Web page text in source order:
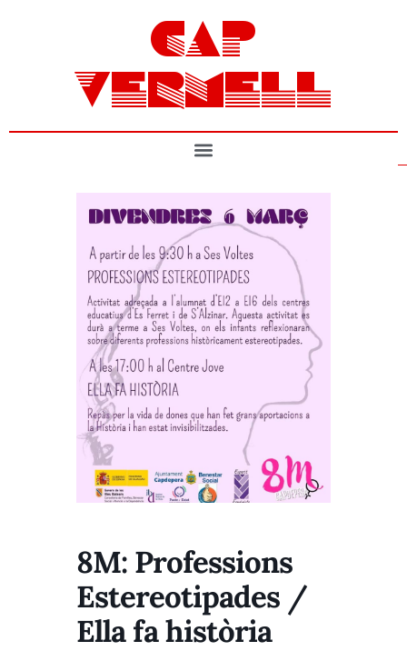
CAP
VERMELL
8M: Professions
Estereotipades /
Ella fa història